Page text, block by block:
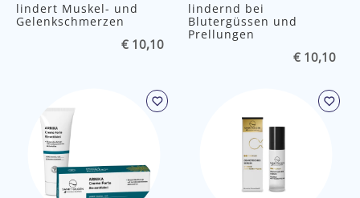
lindert Muskel- und
Gelenkschmerzen
€ 10,10
lindernd bei
Blutergüssen und
Prellungen
€ 10,10